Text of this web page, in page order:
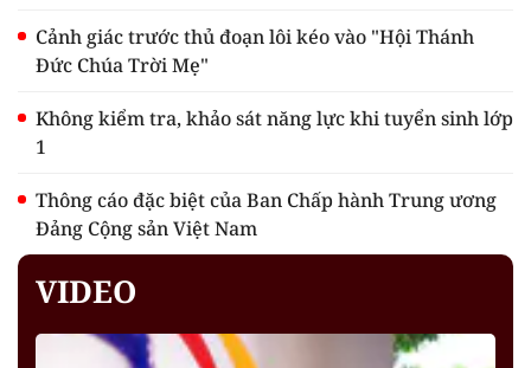
Cảnh giác trước thủ đoạn lôi kéo vào "Hội Thánh
Đức Chúa Trời Mẹ"
Không kiểm tra, khảo sát năng lực khi tuyển sinh lớp
1
Thông cáo đặc biệt của Ban Chấp hành Trung ương
Đảng Cộng sản Việt Nam
VIDEO